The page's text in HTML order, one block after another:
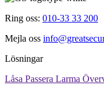
Ring oss: 010-33 33 200
Mejla oss
Lösningar
Låsa Passera Larma